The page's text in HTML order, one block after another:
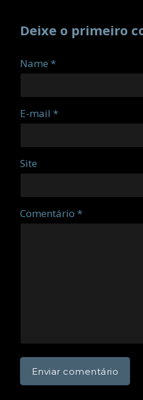
Deixe o primeiro
Name *
E-mail *
Site
Comentário *